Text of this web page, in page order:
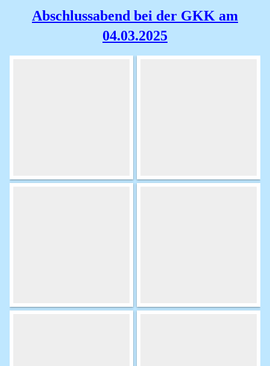
Abschlussabend bei der GKK am
04.03.2025